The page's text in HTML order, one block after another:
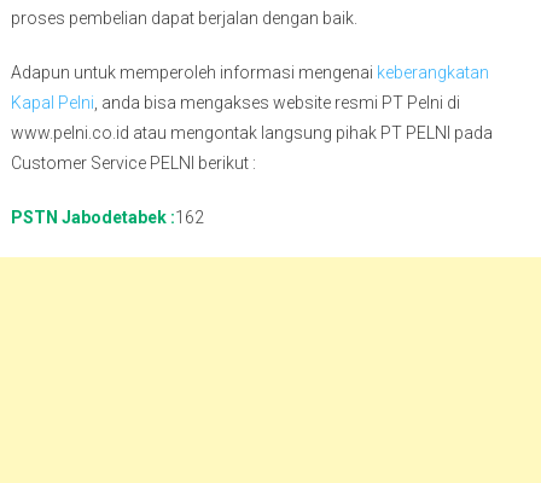
proses pembelian dapat berjalan dengan baik.
Adapun untuk memperoleh informasi mengenai keberangkatan
Kapal Pelni, anda bisa mengakses website resmi PT Pelni di
www.pelni.co.id atau mengontak langsung pihak PT PELNI pada
Customer Service PELNI berikut :
PSTN Jabodetabek :162